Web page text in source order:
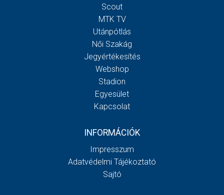
Scout
MTK TV
Utánpótlás
Női Szakág
Jegyértékesítés
Webshop
Stadion
Egyesület
Kapcsolat
INFORMÁCIÓK
Impresszum
Adatvédelmi Tájékoztató
Sajtó